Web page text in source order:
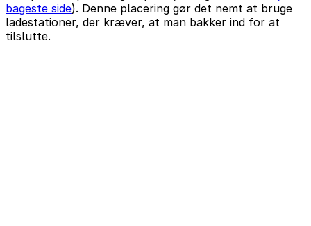
bageste side). Denne placering gør det nemt at bruge
ladestationer, der kræver, at man bakker ind for at
tilslutte.